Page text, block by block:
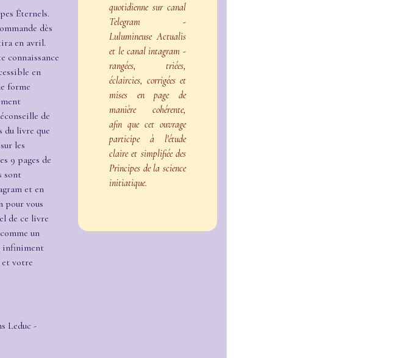
Éternels.
dès
en avril.
connaissance
en
forme
de
du livre que
les
9 pages de
sont
et en
pour vous
de ce livre
un
infiniment
votre
Leduc -
quotidienne sur canal
Telegram -
Lulumineuse Actualis
et le canal intagram -
rangées, triées,
éclaircies, corrigées et
mises en page de
manière cohérente,
afin que cet ouvrage
participe à l'étude
claire et simplifiée des
Principes de la science
initiatique.